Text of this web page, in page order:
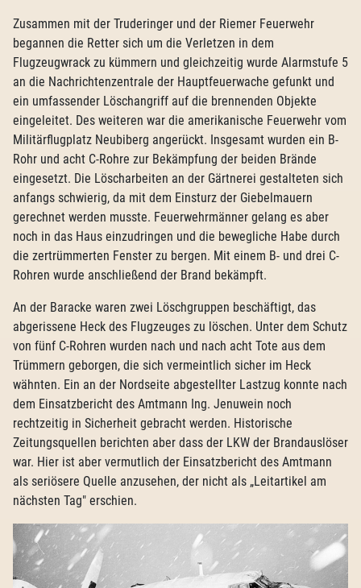
Zusammen mit der Truderinger und der Riemer Feuerwehr
begannen die Retter sich um die Verletzen in dem
Flugzeugwrack zu kümmern und gleichzeitig wurde Alarmstufe 5
an die Nachrichtenzentrale der Hauptfeuerwache gefunkt und
ein umfassender Löschangriff auf die brennenden Objekte
eingeleitet. Des weiteren war die amerikanische Feuerwehr vom
Militärflugplatz Neubiberg angerückt. Insgesamt wurden ein B-
Rohr und acht C-Rohre zur Bekämpfung der beiden Brände
eingesetzt. Die Löscharbeiten an der Gärtnerei gestalteten sich
anfangs schwierig, da mit dem Einsturz der Giebelmauern
gerechnet werden musste. Feuerwehrmänner gelang es aber
noch in das Haus einzudringen und die bewegliche Habe durch
die zertrümmerten Fenster zu bergen. Mit einem B- und drei C-
Rohren wurde anschließend der Brand bekämpft.
An der Baracke waren zwei Löschgruppen beschäftigt, das
abgerissene Heck des Flugzeuges zu löschen. Unter dem Schutz
von fünf C-Rohren wurden nach und nach acht Tote aus dem
Trümmern geborgen, die sich vermeintlich sicher im Heck
wähnten. Ein an der Nordseite abgestellter Lastzug konnte nach
dem Einsatzbericht des Amtmann Ing. Jenuwein noch
rechtzeitig in Sicherheit gebracht werden. Historische
Zeitungsquellen berichten aber dass der LKW der Brandauslöser
war. Hier ist aber vermutlich der Einsatzbericht des Amtmann
als seriösere Quelle anzusehen, der nicht als „Leitartikel am
nächsten Tag" erschien.